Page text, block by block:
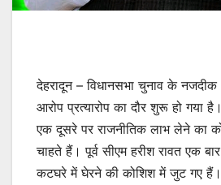
देहरादून – विधानसभा चुनाव के
आरोप प्रत्यारोप का दौर शुरू हो गया
एक दूसरे पर राजनीतिक लाभ लेने का
चाहते हैं। पूर्व सीएम हरीश रावत एक
कटघरे में घेरने की कोशिश में जुट गए हैं।